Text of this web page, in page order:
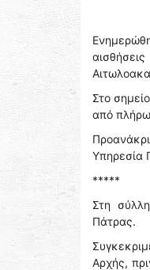
Στο
από
Υπηρεσία
*****
Στη
Πάτρας.
Αρχής,